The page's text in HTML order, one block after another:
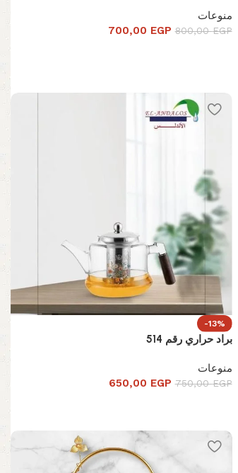
منوعات
800,00EGP
700,00 EGP
-13%
براد حراري رقم 514
منوعات
750,00EGP
650,00 EGP